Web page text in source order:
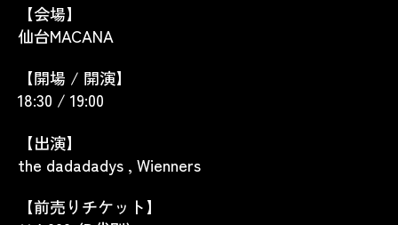
【会場】
仙台MACANA
【開場 / 開演】
18:30 / 19:00
【出演】
the dadadadys , Wienners
【前売りチケット】